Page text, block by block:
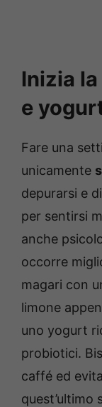
Inizia
e
Fare una
unicamente
depurarsi e
per sentirsi
anche
occorre
magari con
limone
uno yogurt
probiotici.
caffé ed
quest’ultimo